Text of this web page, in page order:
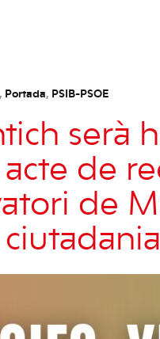
, Portada, PSIB-PSOE
serà
de
de